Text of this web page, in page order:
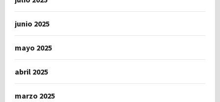
junio 2025
mayo 2025
abril 2025
marzo 2025